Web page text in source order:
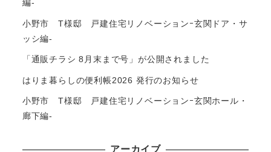
編-
小野市 T様邸 戸建住宅リノベーションｰ玄関ドア・サ
ッシ編-
「通販チラシ 8月末まで号」が公開されました
はりま暮らしの便利帳2026 発行のお知らせ
小野市 T様邸 戸建住宅リノベーションｰ玄関ホール・
廊下編-
アーカイブ